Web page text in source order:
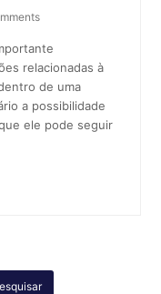
relacionadas à
de uma
a possibilidade
ele pode seguir